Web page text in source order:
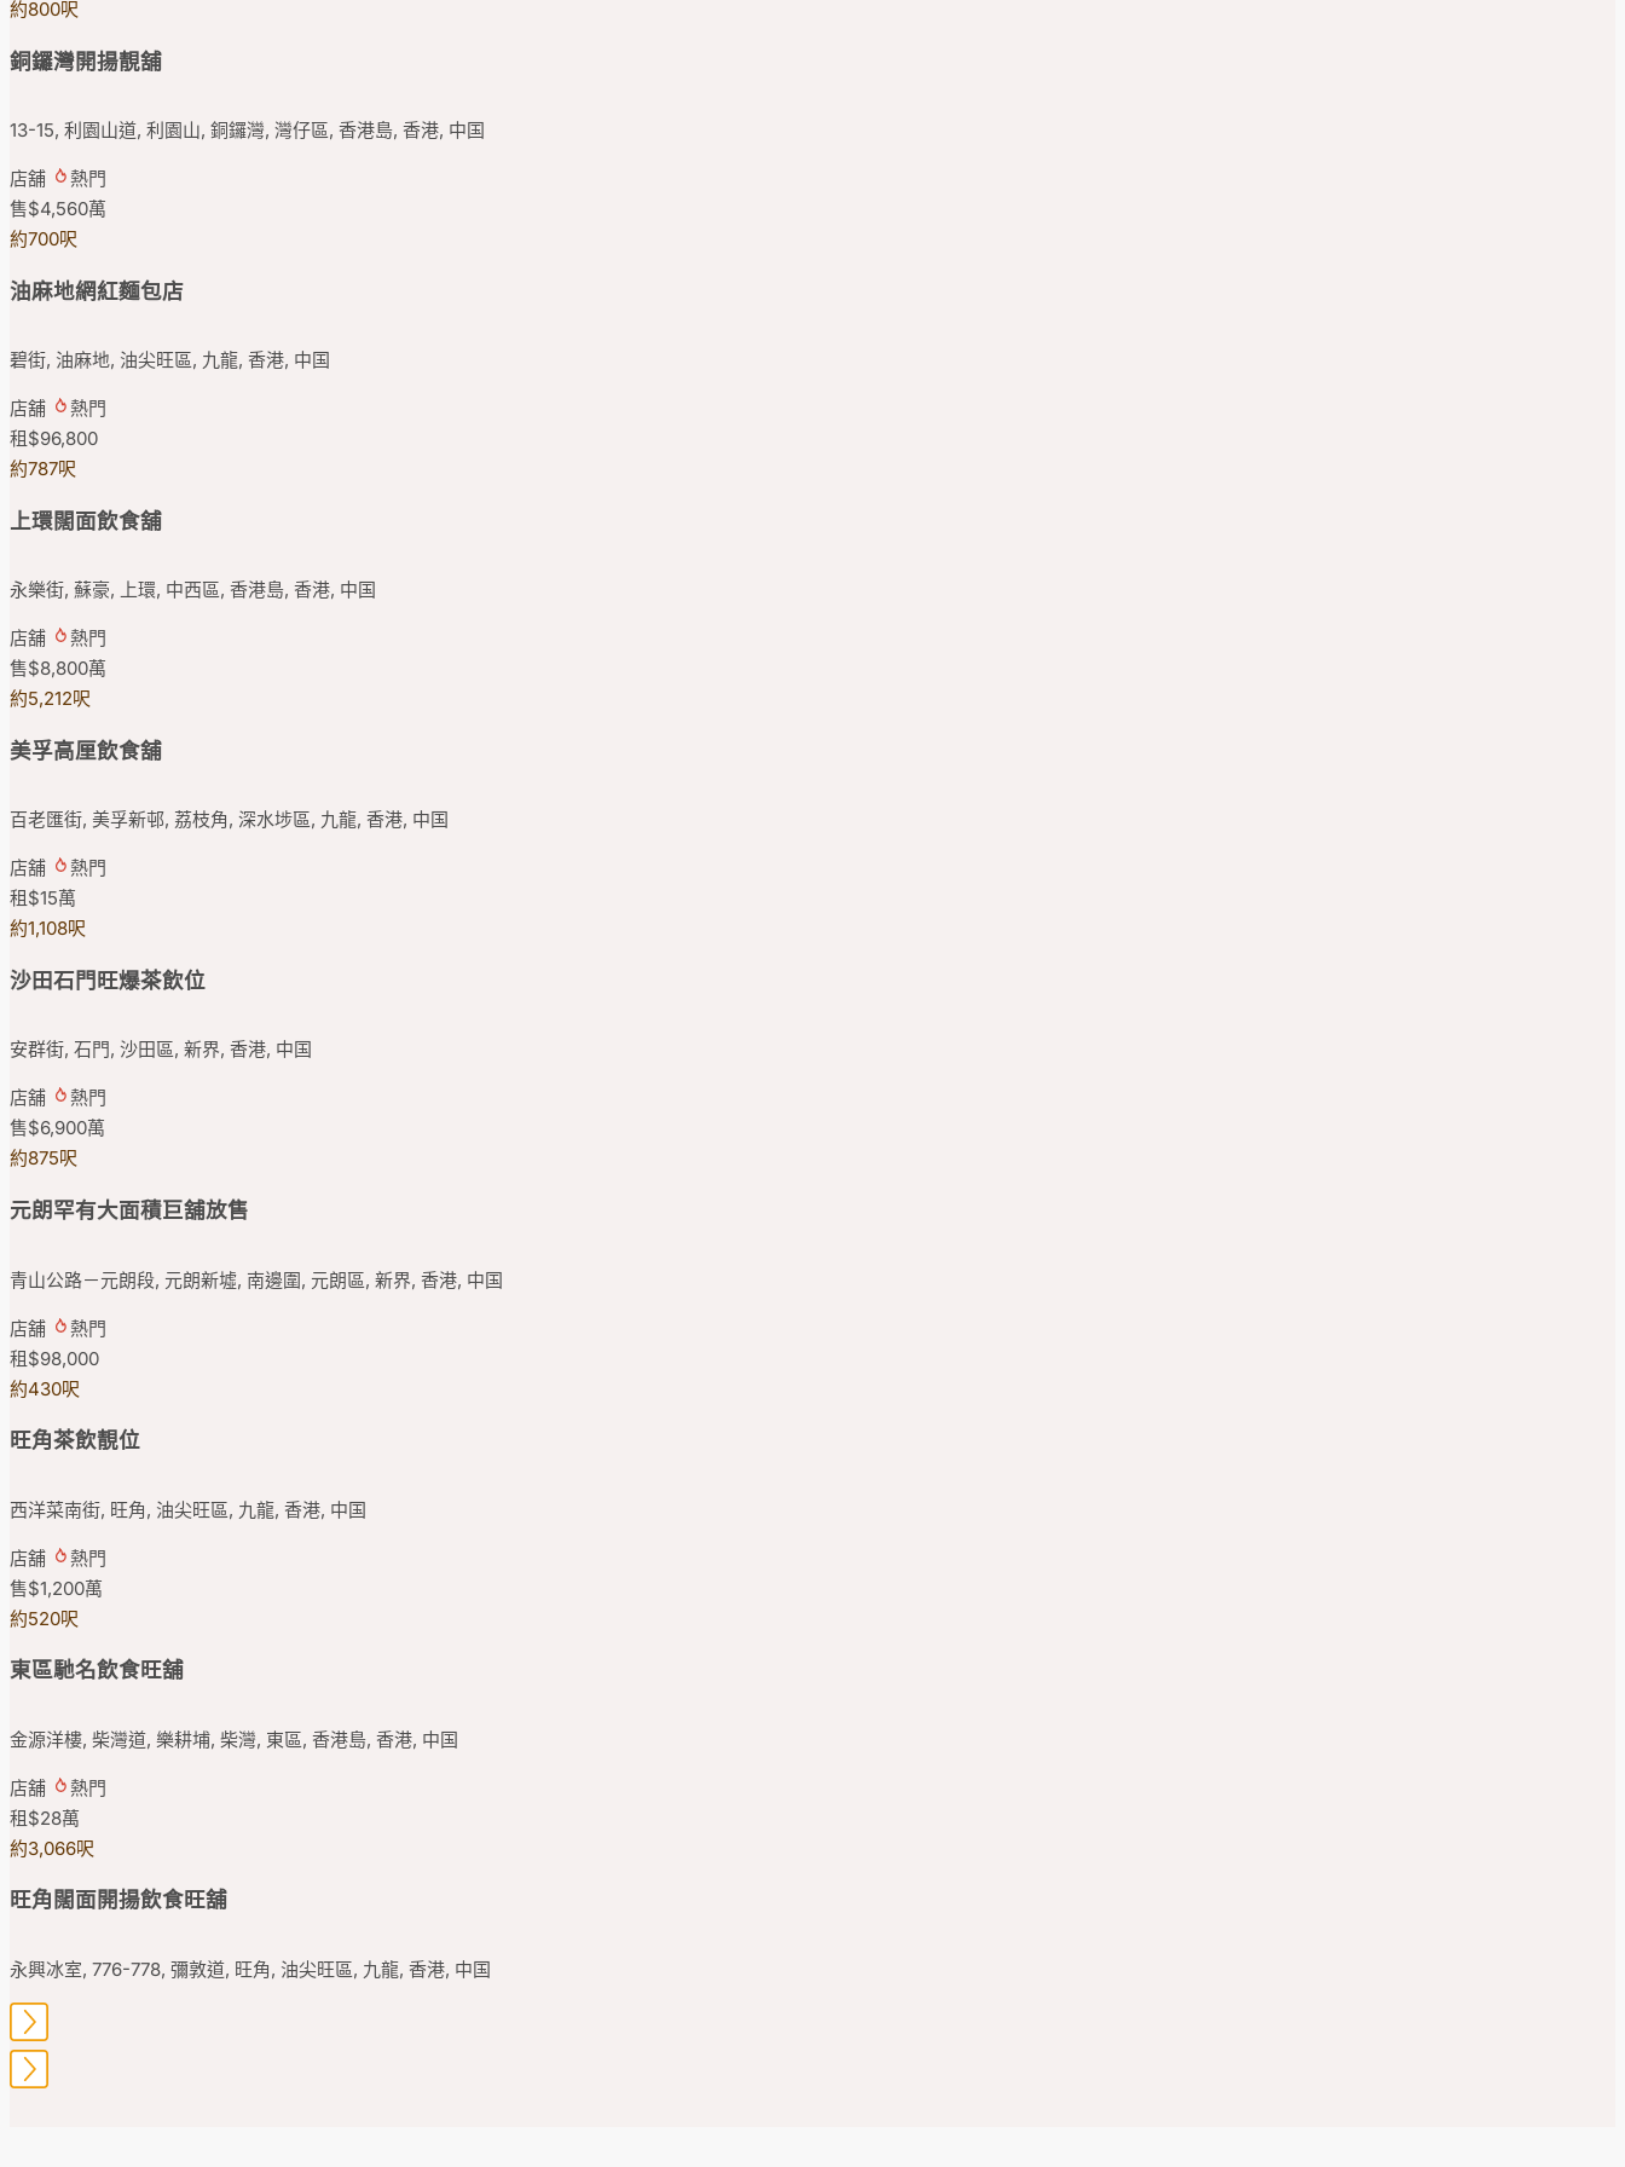
約800呎
銅鑼灣開揚靚舖
13-15, 利園山道, 利園山, 銅鑼灣, 灣仔區, 香港島, 香港, 中国
店舖
熱門
售$4,560萬
約700呎
油麻地網紅麵包店
碧街, 油麻地, 油尖旺區, 九龍, 香港, 中国
店舖
熱門
租 $96,800
約787呎
上環闊面飲食舖
永樂街, 蘇豪, 上環, 中西區, 香港島, 香港, 中国
店舖
熱門
售$8,800萬
約5,212呎
美孚高厘飲食舖
百老匯街, 美孚新邨, 荔枝角, 深水埗區, 九龍, 香港, 中国
店舖
熱門
租 $15萬
約1,108呎
沙田石門旺爆茶飲位
安群街, 石門, 沙田區, 新界, 香港, 中国
店舖
熱門
售$6,900萬
約875呎
元朗罕有大面積巨舖放售
青山公路－元朗段, 元朗新墟, 南邊圍, 元朗區, 新界, 香港, 中国
店舖
熱門
租$98,000
約430呎
旺角茶飲靚位
西洋菜南街, 旺角, 油尖旺區, 九龍, 香港, 中国
店舖
熱門
售$1,200萬
約520呎
東區馳名飲食旺舖
金源洋樓, 柴灣道, 樂耕埔, 柴灣, 東區, 香港島, 香港, 中国
店舖
熱門
租$28萬
約3,066呎
旺角闊面開揚飲食旺舖
永興冰室, 776-778, 彌敦道, 旺角, 油尖旺區, 九龍, 香港, 中国